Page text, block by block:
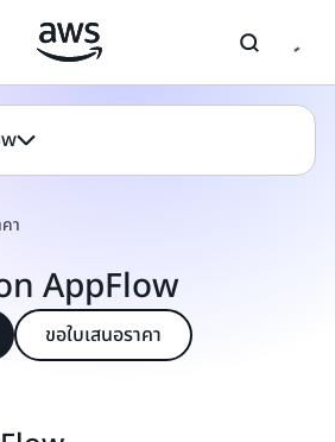
า
AppFlow
ขอใบเสนอราคา